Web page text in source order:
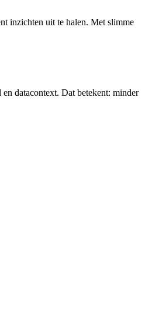
inzichten uit te halen. Met slimme
datacontext. Dat betekent: minder